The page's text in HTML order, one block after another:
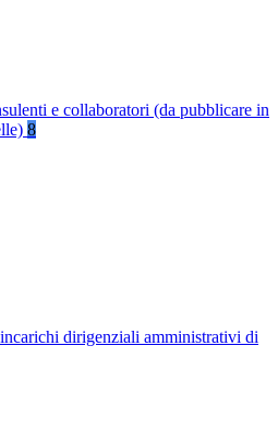
e collaboratori (da pubblicare in
8
dirigenziali amministrativi di